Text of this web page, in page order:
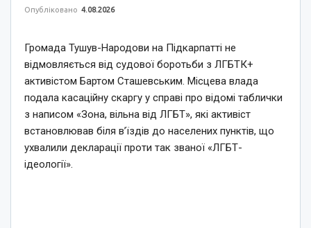
Опубліковано 4.08.2026
Громада Тушув-Народови на Підкарпатті не
відмовляється від судової боротьби з ЛГБТК+
активістом Бартом Сташевським. Місцева влада
подала касаційну скаргу у справі про відомі таблички
з написом «Зона, вільна від ЛГБТ», які активіст
встановлював біля в’їздів до населених пунктів, що
ухвалили декларації проти так званої «ЛГБТ-
ідеології».